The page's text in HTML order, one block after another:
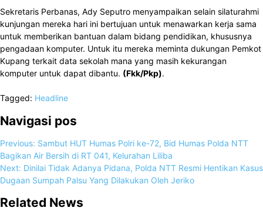
Sekretaris Perbanas, Ady Seputro menyampaikan selain silaturahmi
kunjungan mereka hari ini bertujuan untuk menawarkan kerja sama
untuk memberikan bantuan dalam bidang pendidikan, khususnya
pengadaan komputer. Untuk itu mereka meminta dukungan Pemkot
Kupang terkait data sekolah mana yang masih kekurangan
komputer untuk dapat dibantu. (Fkk/Pkp).
Tagged: Headline
Navigasi pos
Previous: Sambut HUT Humas Polri ke-72, Bid Humas Polda NTT
Bagikan Air Bersih di RT 041, Kelurahan Liliba
Next: Dinilai Tidak Adanya Pidana, Polda NTT Resmi Hentikan Kasus
Dugaan Sumpah Palsu Yang Dilakukan Oleh Jeriko
Related News